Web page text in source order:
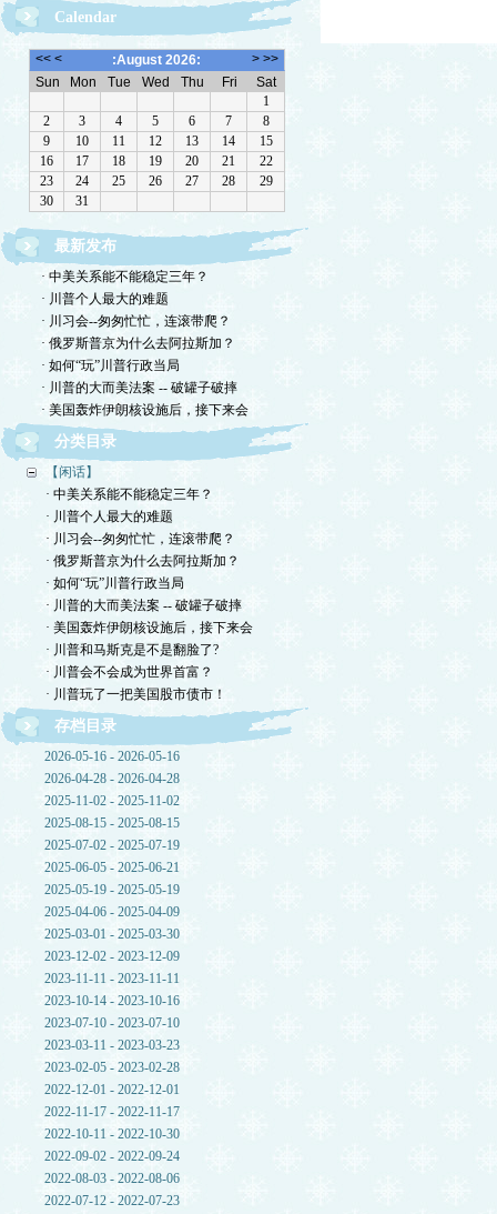
Calendar
最新发布
· 中美关系能不能稳定三年？
· 川普个人最大的难题
· 川习会--匆匆忙忙，连滚带爬？
· 俄罗斯普京为什么去阿拉斯加？
· 如何“玩”川普行政当局
· 川普的大而美法案 -- 破罐子破摔
· 美国轰炸伊朗核设施后，接下来会
分类目录
【闲话】
· 中美关系能不能稳定三年？
· 川普个人最大的难题
· 川习会--匆匆忙忙，连滚带爬？
· 俄罗斯普京为什么去阿拉斯加？
· 如何“玩”川普行政当局
· 川普的大而美法案 -- 破罐子破摔
· 美国轰炸伊朗核设施后，接下来会
· 川普和马斯克是不是翻脸了?
· 川普会不会成为世界首富？
· 川普玩了一把美国股市债市！
存档目录
2026-05-16 - 2026-05-16
2026-04-28 - 2026-04-28
2025-11-02 - 2025-11-02
2025-08-15 - 2025-08-15
2025-07-02 - 2025-07-19
2025-06-05 - 2025-06-21
2025-05-19 - 2025-05-19
2025-04-06 - 2025-04-09
2025-03-01 - 2025-03-30
2023-12-02 - 2023-12-09
2023-11-11 - 2023-11-11
2023-10-14 - 2023-10-16
2023-07-10 - 2023-07-10
2023-03-11 - 2023-03-23
2023-02-05 - 2023-02-28
2022-12-01 - 2022-12-01
2022-11-17 - 2022-11-17
2022-10-11 - 2022-10-30
2022-09-02 - 2022-09-24
2022-08-03 - 2022-08-06
2022-07-12 - 2022-07-23